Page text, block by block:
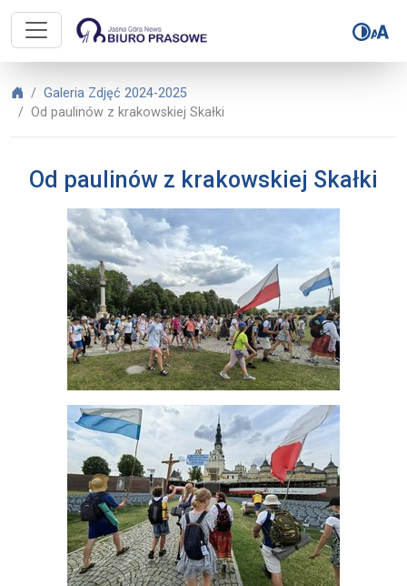
Biuro Prasowe Jasnej Góry – Od
Biuro Prasowe Jasnej Góry
Galeria Zdjęć 2024-2025
Od paulinów z krakowskiej Skałki
Od paulinów z krakowskiej Skałki